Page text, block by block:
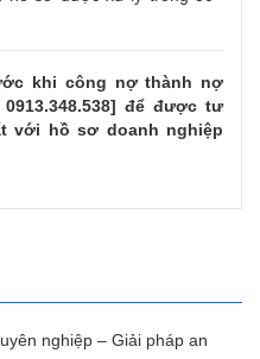
khi công nợ thành nợ
để được tư
với hồ sơ doanh nghiệp
nghiệp – Giải pháp an